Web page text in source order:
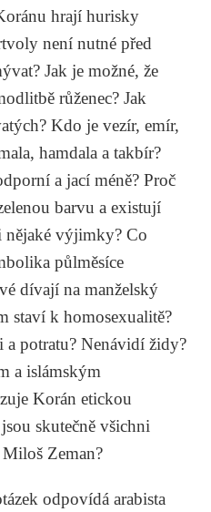
hrají hurisky
není nutné před
Jak je možné, že
růženec? Jak
Kdo je vezír, emír,
hamdala a takbír?
a jací méně? Proč
barvu a existují
nějaké výjimky? Co
půlměsíce
dívají na manželský
staví k homosexualitě?
potratu? Nenávidí židy?
a islámským
Korán etickou
skutečně všichni
Zeman?
odpovídá arabista